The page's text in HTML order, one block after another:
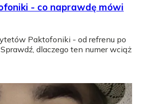
- co naprawdę mówi
Paktofoniki - od refrenu po
dlaczego ten numer wciąż